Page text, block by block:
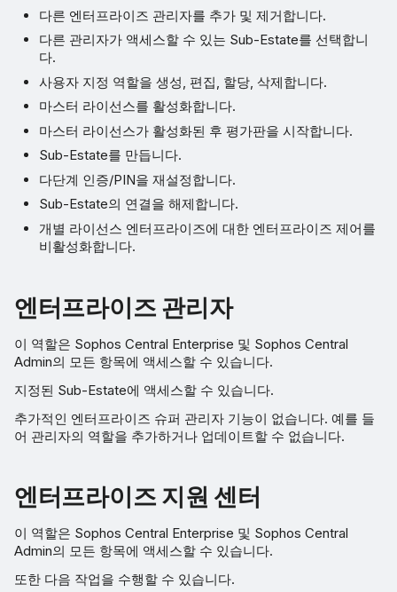
다른 엔터프라이즈 관리자를 추가 및 제거합니다.
다른 관리자가 액세스할 수 있는 Sub-Estate를 선택합니
다.
사용자 지정 역할을 생성, 편집, 할당, 삭제합니다.
마스터 라이선스를 활성화합니다.
마스터 라이선스가 활성화된 후 평가판을 시작합니다.
Sub-Estate를 만듭니다.
다단계 인증/PIN을 재설정합니다.
Sub-Estate의 연결을 해제합니다.
개별 라이선스 엔터프라이즈에 대한 엔터프라이즈 제어를
비활성화합니다.
엔터프라이즈 관리자
이 역할은 Sophos Central Enterprise 및 Sophos Central
Admin의 모든 항목에 액세스할 수 있습니다.
지정된 Sub-Estate에 액세스할 수 있습니다.
추가적인 엔터프라이즈 슈퍼 관리자 기능이 없습니다. 예를 들
어 관리자의 역할을 추가하거나 업데이트할 수 없습니다.
엔터프라이즈 지원 센터
이 역할은 Sophos Central Enterprise 및 Sophos Central
Admin의 모든 항목에 액세스할 수 있습니다.
또한 다음 작업을 수행할 수 있습니다.